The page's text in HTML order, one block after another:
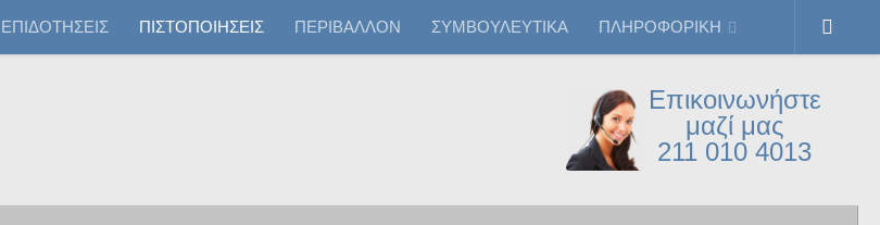
ΕΠΙΔΟΤΗΣΕΙΣ ΠΙΣΤΟΠΟΙΗΣΕΙΣ ΠΕΡΙΒΑΛΛΟΝ ΣΥΜΒΟΥΛΕΥΤΙΚΑ ΠΛΗΡΟΦΟΡΙΚΗ
Επικοινωνήστε
μαζί μας
211 010 4013